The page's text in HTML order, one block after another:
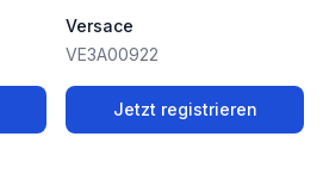
Versace
VE3A00922
Jetzt registrieren